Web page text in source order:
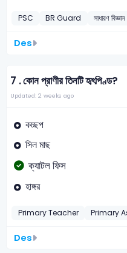
PSC BR Guard সাধারণ বিজ্ঞান
Des
7 .কোন প্রাণীর তিনটি হৃৎপিণ্ড?
Updated: 2 weeks ago
কচ্ছপ
সিল মাছ
ক্যাটল ফিস
হাঙ্গর
Primary Teacher Primary
Des